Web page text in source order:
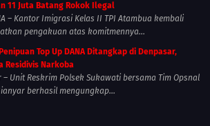
11 Juta Batang Rokok Ilegal
– Kantor Imigrasi Kelas II TPI Atambua kembali
pengakuan atas komitmennya...
Top Up DANA Ditangkap di Denpasar,
Residivis Narkoba
– Unit Reskrim Polsek Sukawati bersama Tim Opsnal
berhasil mengungkap...